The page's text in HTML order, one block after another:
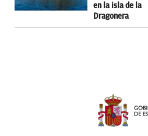
en la isla de la
Dragonera